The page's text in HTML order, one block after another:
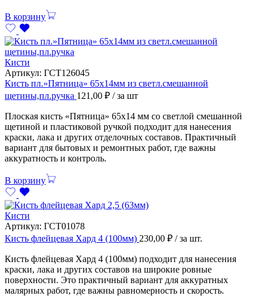
В корзину
Кисти
Артикул: ГСТ126045
Кисть пл.»Пятница» 65х14мм из светл.смешанной
щетины,пл.ручка 121,00 ₽ / за шт
Плоская кисть «Пятница» 65х14 мм со светлой смешанной
щетиной и пластиковой ручкой подходит для нанесения
краски, лака и других отделочных составов. Практичный
вариант для бытовых и ремонтных работ, где важны
аккуратность и контроль.
В корзину
Кисти
Артикул: ГСТ01078
Кисть флейцевая Хард 4 (100мм) 230,00 ₽ / за шт.
Кисть флейцевая Хард 4 (100мм) подходит для нанесения
краски, лака и других составов на широкие ровные
поверхности. Это практичный вариант для аккуратных
малярных работ, где важны равномерность и скорость.